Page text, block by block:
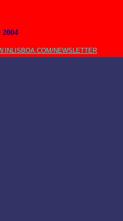
/NEWSLETTER